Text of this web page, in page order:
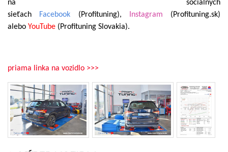
na sociálnych
sieťach
Facebook (Profituning), Instagram
(Profituning.sk)
alebo YouTube (Profituning Slovakia).
priama linka na vozidlo >>>